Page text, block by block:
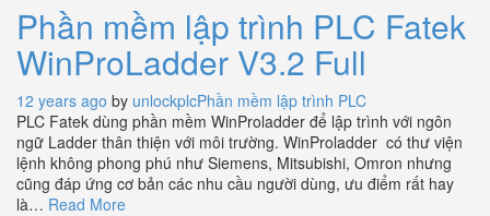
Phần mềm lập trình PLC Fatek
WinProLadder V3.2 Full
12 years ago by unlockplcPhần mềm lập trình PLC
PLC Fatek dùng phần mềm WinProladder để lập trình với ngôn
ngữ Ladder thân thiện với môi trường. WinProladder có thư viện
lệnh không phong phú như Siemens, Mitsubishi, Omron nhưng
cũng đáp ứng cơ bản các nhu cầu người dùng, ưu điểm rất hay
là… Read More